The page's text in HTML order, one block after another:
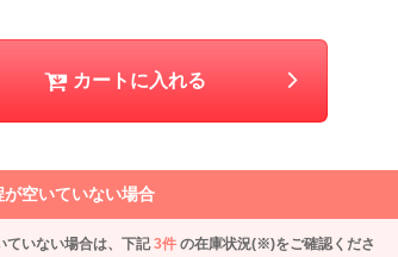
カートに入れる
が空いていない場合
ていない場合は、下記3件 の在庫状況(※)をご確認くださ
metoi Dorry Doll metoi